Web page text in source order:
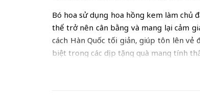
Bó hoa sử dụng hoa hồng kem làm chủ
thể trở nên cân bằng và mang lại cảm
cách Hàn Quốc tối giản, giúp tôn lên
biệt trong các dịp tặng quà mang tính
Không chỉ đẹp về hình thức, bó hoa
kỷ niệm, ngày lễ hay đơn giản là một